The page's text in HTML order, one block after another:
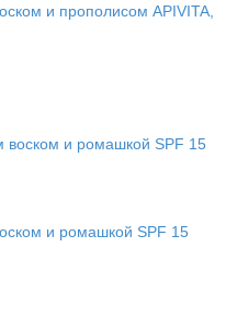
и прополисом APIVITA,
и ромашкой SPF 15